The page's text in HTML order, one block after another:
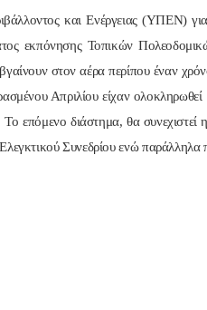
και Ενέργειας (ΥΠΕΝ)
εκπόνησης Τοπικών
στον αέρα περίπου έναν
Απριλίου είχαν
Το επόμενο διάστημα, θα
Συνεδρίου ενώ παράλληλα